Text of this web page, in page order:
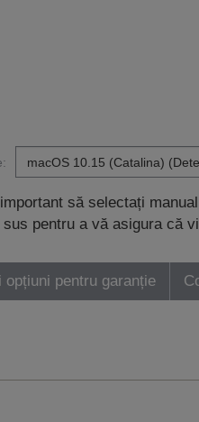
să selectați
sus pentru a vă asigura că
opțiuni pentru garanție